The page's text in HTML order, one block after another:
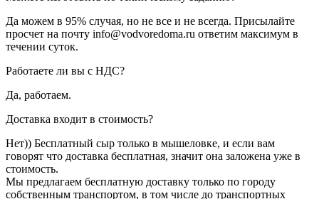
Да можем в 95% случая, но не все и не всегда. Присылайте
просчет на почту info@vodvoredoma.ru ответим максимум в
течении суток.
Работаете ли вы с НДС?
Да, работаем.
Доставка входит в стоимость?
Нет)) Бесплатный сыр только в мышеловке, и если вам
говорят что доставка бесплатная, значит она заложена уже в
стоимость.
Мы предлагаем бесплатную доставку только по городу
собственным транспортом, в том числе до транспортных